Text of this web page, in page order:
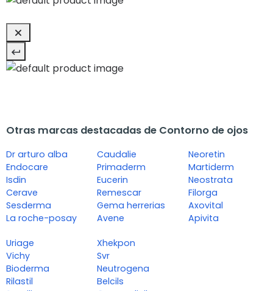
Otras marcas destacadas de Contorno de ojos
Dr arturo alba
Endocare
Isdin
Cerave
Sesderma
La roche-posay
Caudalie
Primaderm
Eucerin
Remescar
Gema herrerias
Avene
Neoretin
Martiderm
Neostrata
Filorga
Axovital
Apivita
Uriage
Vichy
Bioderma
Rilastil
Xhekpon
Svr
Neutrogena
Belcils